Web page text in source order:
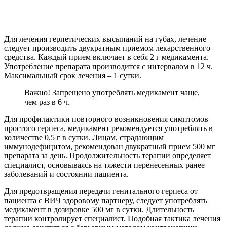
Для лечения герпетических высыпаний на губах, лечение
следует производить двукратным приемом лекарственного
средства. Каждый прием включает в себя 2 г медикамента.
Употребление препарата производится с интервалом в 12 ч.
Максимальный срок лечения – 1 сутки.
Важно! Запрещено употреблять медикамент чаще,
чем раз в 6 ч.
Для профилактики повторного возникновения симптомов
простого герпеса, медикамент рекомендуется употреблять в
количестве 0,5 г в сутки. Лицам, страдающим
иммунодефицитом, рекомендован двукратный прием 500 мг
препарата за день. Продолжительность терапии определяет
специалист, основываясь на тяжести перенесенных ранее
заболеваний и состоянии пациента.
Для предотвращения передачи генитального герпеса от
пациента с ВИЧ здоровому партнеру, следует употреблять
медикамент в дозировке 500 мг в сутки. Длительность
терапии контролирует специалист. Подобная тактика лечения